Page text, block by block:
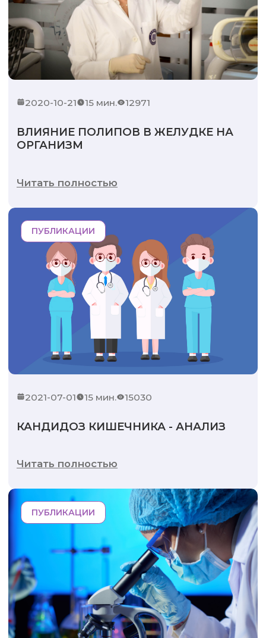
2020-10-21 15 мин. 12971
ВЛИЯНИЕ ПОЛИПОВ В ЖЕЛУДКЕ НА
ОРГАНИЗМ
Читать полностью
ПУБЛИКАЦИИ
2021-07-01 15 мин. 15030
КАНДИДОЗ КИШЕЧНИКА - АНАЛИЗ
Читать полностью
ПУБЛИКАЦИИ